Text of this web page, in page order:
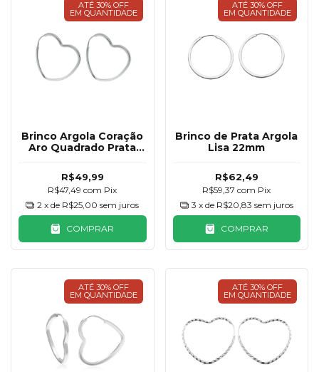
ATÉ 30% OFF
EM QUANTIDADE
Brinco Argola Coração
Aro Quadrado Prata
R$49,99
R$47,49com Pix
2 x de R$25,00 sem juros
COMPRAR
ATÉ 30% OFF
EM QUANTIDADE
Brinco de Prata Argola
Lisa 22mm
R$62,49
R$59,37com Pix
3 x de R$20,83 sem juros
COMPRAR
ATÉ 30% OFF
EM QUANTIDADE
ATÉ 30% OFF
EM QUANTIDADE